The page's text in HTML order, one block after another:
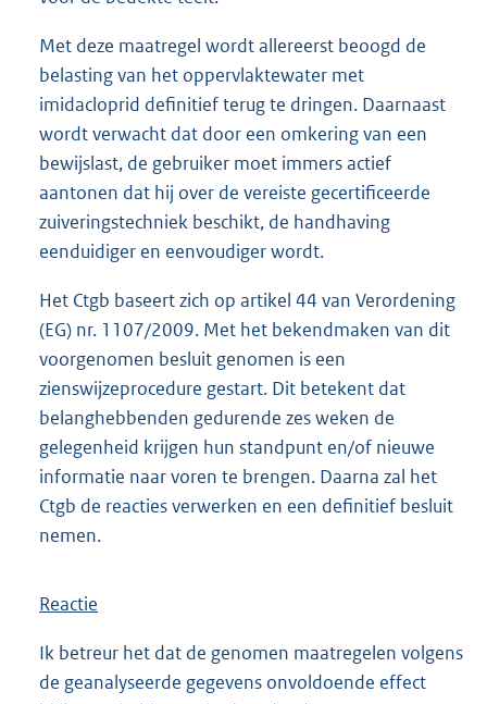
Met deze maatregel wordt allereerst beoogd de
belasting van het oppervlaktewater met
imidacloprid definitief terug te dringen. Daarnaast
wordt verwacht dat door een omkering van een
bewijslast, de gebruiker moet immers actief
aantonen dat hij over de vereiste gecertificeerde
zuiveringstechniek beschikt, de handhaving
eenduidiger en eenvoudiger wordt.
Het Ctgb baseert zich op artikel 44 van Verordening
(EG) nr. 1107/2009. Met het bekendmaken van dit
voorgenomen besluit genomen is een
zienswijzeprocedure gestart. Dit betekent dat
belanghebbenden gedurende zes weken de
gelegenheid krijgen hun standpunt en/of nieuwe
informatie naar voren te brengen. Daarna zal het
Ctgb de reacties verwerken en een definitief besluit
nemen.
Reactie
Ik betreur het dat de genomen maatregelen volgens
de geanalyseerde gegevens onvoldoende effect